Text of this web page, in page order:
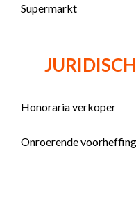
Supermarkt
Honoraria verkoper
Onroerende voorheffing